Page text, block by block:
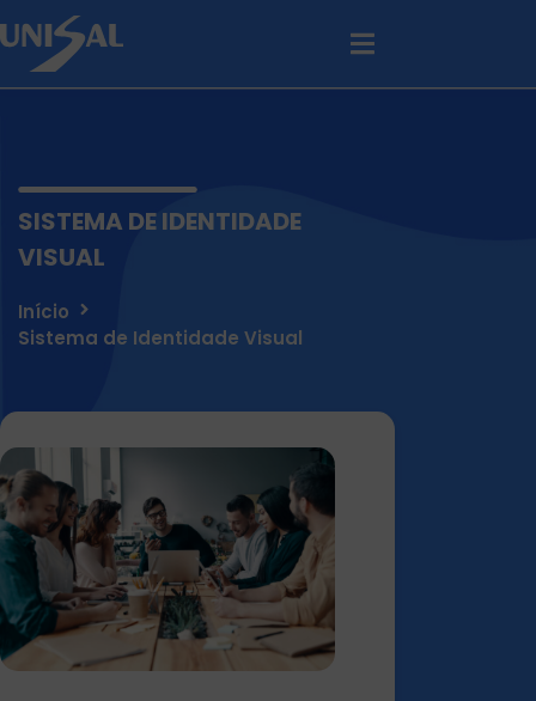
SISTEMA DE IDENTIDADE
VISUAL
Início
Sistema de Identidade Visual